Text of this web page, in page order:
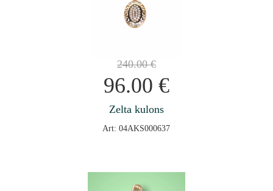
240.00€
96.00 €
Zelta kulons
Art: 04AKS000637